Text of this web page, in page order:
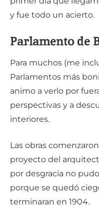
y fue todo un acierto.
Parlamento de
Para muchos (me
Parlamentos más
animo a verlo por
perspectivas y a
interiores.
Las obras
proyecto del
por desgracia no
porque se quedó
terminaran en 1904.